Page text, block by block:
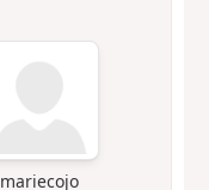
mariecojo